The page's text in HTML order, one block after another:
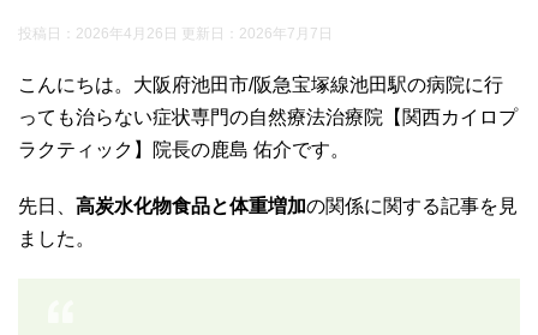
投稿日：2026年4月26日 更新日： 2026年7月7日
こんにちは。大阪府池田市/阪急宝塚線池田駅の病院に行
っても治らない症状専門の自然療法治療院【関西カイロプ
ラクティック】院長の鹿島 佑介です。
先日、 高炭水化物食品と体重増加の関係に関する記事を見
ました。